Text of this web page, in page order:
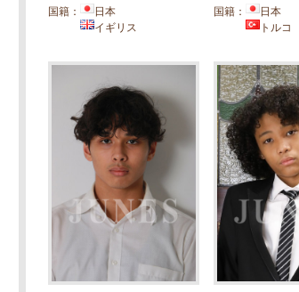
国籍：
日本
イギリス
国籍：
日本
トルコ